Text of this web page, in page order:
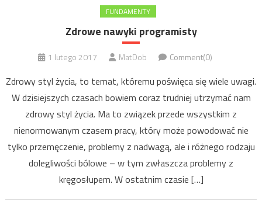
FUNDAMENTY
Zdrowe nawyki programisty
1 lutego 2017 MatDob Comment(0)
Zdrowy styl życia, to temat, któremu poświęca się wiele uwagi.
W dzisiejszych czasach bowiem coraz trudniej utrzymać nam
zdrowy styl życia. Ma to związek przede wszystkim z
nienormowanym czasem pracy, który może powodować nie
tylko przemęczenie, problemy z nadwagą, ale i różnego rodzaju
dolegliwości bólowe – w tym zwłaszcza problemy z
kręgosłupem. W ostatnim czasie […]